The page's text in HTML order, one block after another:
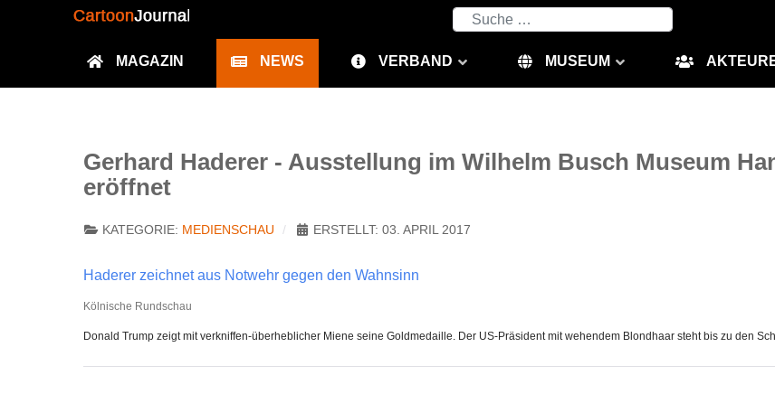
Suchen
MAGAZIN NEWS VERBAND MUSEUM
Gerhard Haderer - Ausstellung im Wilhelm Busch Museum
eröffnet
KATEGORIE: MEDIENSCHAU ERSTELLT: 03. APRIL 2017
Haderer zeichnet aus Notwehr gegen den Wahnsinn
Kölnische Rundschau
Donald Trump zeigt mit verkniffen-überheblicher Miene seine Goldmedaille. Der US-Präsident mit wehendem Blondhaar steht bis zu den